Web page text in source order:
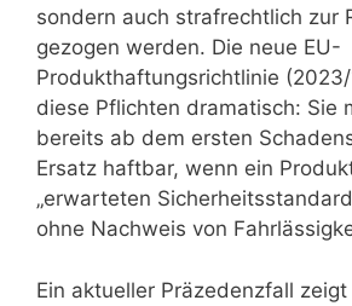
sondern auch strafrechtlich zur
gezogen werden. Die neue EU-
Produkthaftungsrichtlinie
diese Pflichten dramatisch: Sie
bereits ab dem ersten
Ersatz haftbar, wenn ein
„erwarteten
ohne Nachweis von
Ein aktueller Präzedenzfall